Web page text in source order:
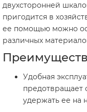
двухсторонней
пригодится в
ее помощью можно
различных
Удобная
предотвращает
удержать ее на